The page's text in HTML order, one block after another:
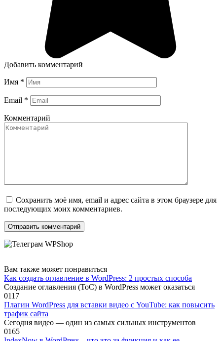
Добавить комментарий
Имя *
Email *
Комментарий
Сохранить моё имя, email и адрес сайта в этом браузере для
последующих моих комментариев.
Вам также может понравиться
Как создать оглавление в WordPress: 2 простых способа
Создание оглавления (ToC) в WordPress может оказаться
0117
Плагин WordPress для вставки видео с YouTube: как повысить
трафик сайта
Сегодня видео — один из самых сильных инструментов
0165